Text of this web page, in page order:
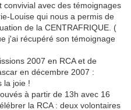
avec des témoignages
Louise qui nous a permis de
de la CENTRAFRIQUE. (
j'ai récupéré son témoignage
2007 en RCA et de
en décembre 2007 :
la joie !
à partir de 13h avec 16
la RCA : deux volontaires